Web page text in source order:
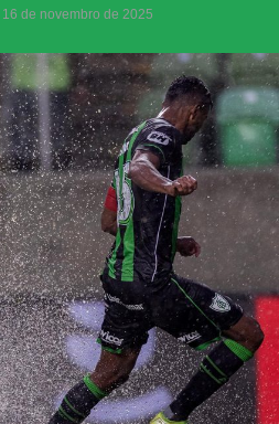
16 de novembro de 2025